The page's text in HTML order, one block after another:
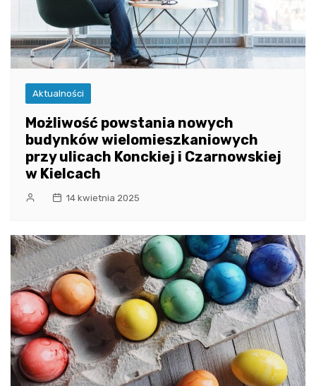
Aktualności
Możliwość powstania nowych
budynków wielomieszkaniowych
przy ulicach Konckiej i Czarnowskiej
w Kielcach
14 kwietnia 2025